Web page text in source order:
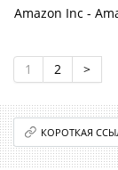
Amazon Inc -
1 2 >
КОРОТКАЯ